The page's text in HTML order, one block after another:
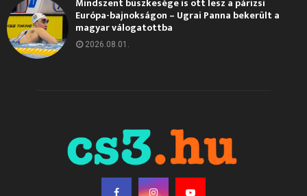
Európa-bajnokságon – Ugrai Panna bekerült a
magyar válogatottba
2026.08.01.